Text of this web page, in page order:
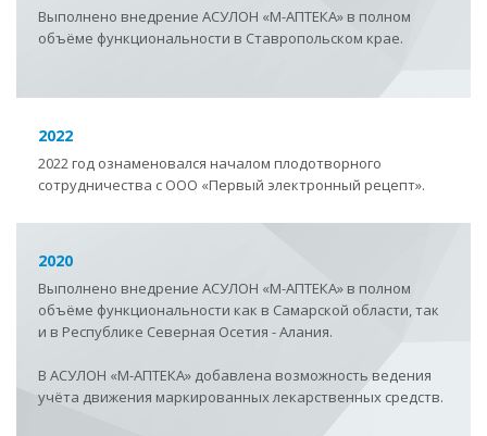
Выполнено внедрение АСУЛОН «М-АПТЕКА» в полном
объёме функциональности в Ставропольском крае.
2022
2022 год ознаменовался началом плодотворного
сотрудничества с ООО «Первый электронный рецепт».
2020
Выполнено внедрение АСУЛОН «М-АПТЕКА» в полном
объёме функциональности как в Самарской области, так
и в Республике Северная Осетия - Алания.
В АСУЛОН «М-АПТЕКА» добавлена возможность ведения
учёта движения маркированных лекарственных средств.